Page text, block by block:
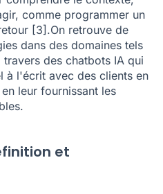
comme programmer un
[3] .On retrouve de
dans des domaines tels
des chatbots IA qui
à l'écrit avec des clients en
leur fournissant les
et